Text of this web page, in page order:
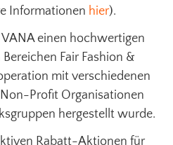
Informationen hier).
einen hochwertigen
Fair Fashion &
mit verschiedenen
Profit Organisationen
hergestellt wurde.
Rabatt-Aktionen für